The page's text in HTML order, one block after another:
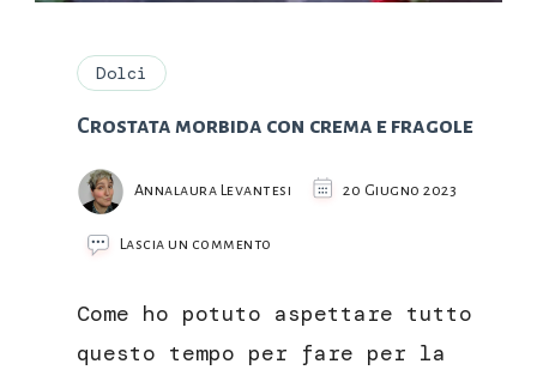
Dolci
Crostata morbida con crema e fragole
Annalaura Levantesi 20 Giugno 2023
Lascia un commento
con
crema
Come ho potuto aspettare tutto
questo tempo per fare per la